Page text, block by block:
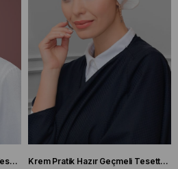
Lacivert Pratik Hazır Geçmeli Tesettür Bone Sandy Kumaş Desenli Şifon Kemerli 1205D_02 Krem Pratik Hazır Geçmeli Tesettür Bone Sandy Kumaş Fiyonklu Çift Taraflı Tek Çapraz 1833_40